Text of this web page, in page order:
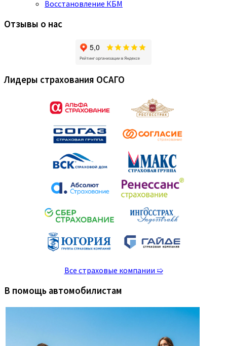
Восстановление КБМ
Отзывы о нас
Лидеры страхования ОСАГО
Все страховые компании ➯
В помощь автомобилистам